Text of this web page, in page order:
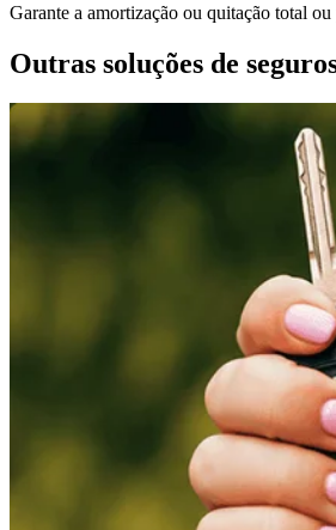
Garante a amortização ou quitação total
Outras soluções de